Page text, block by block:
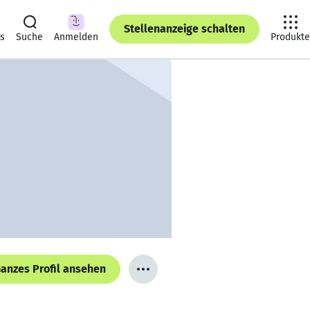
Suche Anmelden
Stellenanzeige schalten
Produkte
Profil ansehen